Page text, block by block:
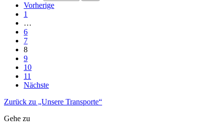
Vorherige
1
…
6
7
8
9
10
11
Nächste
Zurück zu „Unsere Transporte“
Gehe zu